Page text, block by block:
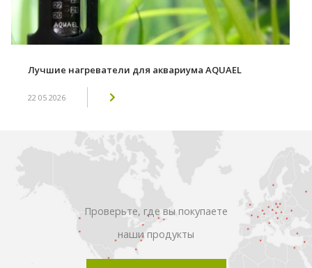
Лучшие нагреватели для аквариума AQUAEL
22 05 2026
Проверьте, где вы покупаете
наши продукты